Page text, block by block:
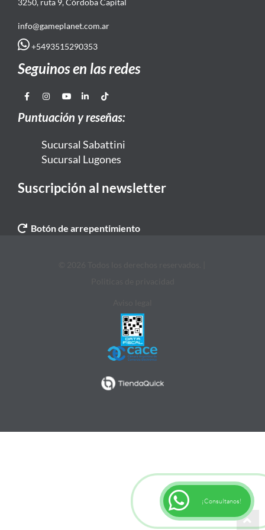
3250, ruta 9, Córdoba Capital
info@gameplanet.com.ar
+5493515290353
Seguinos en las redes
Puntuación y reseñas:
Sucursal Sabattini
Sucursal Lugones
Suscripción al newsletter
Botón de arrepentimiento
¡Consultanos!